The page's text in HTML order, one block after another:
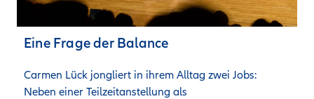
Eine Frage der Balance
Carmen Lück jongliert in ihrem Alltag zwei Jobs:
Neben einer Teilzeitanstellung als